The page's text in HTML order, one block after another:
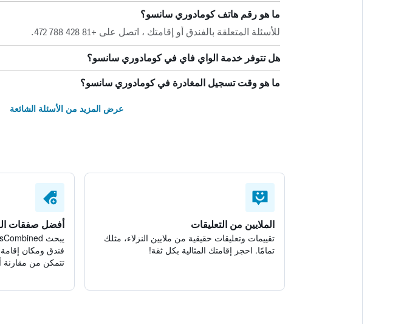
ما هو رقم هاتف كومادوري سانسو؟
للأسئلة المتعلقة بالفندق أو إقامتك ، اتصل على +81 428 788 472.
هل تتوفر خدمة الواي فاي في كومادوري سانسو؟
ما هو وقت تسجيل المغادرة في كومادوري سانسو؟
عرض المزيد من الأسئلة الشائعة
الملايين من التعليقات
تقييمات وتعليقات حقيقية من ملايين النزلاء، مثلك
تمامًا. احجز إقامتك المثالية بكل ثقة!
أفضل صفقات
فندق ومكان
تتمكن من مقارنة